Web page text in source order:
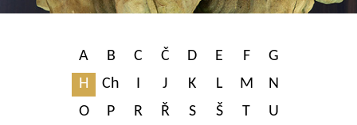
A B C Č D E F
G
H
Ch I J K L M
N
O
P R Ř S Š T
U